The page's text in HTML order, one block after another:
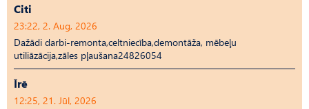
Citi
23:22, 2. Aug, 2026
Dažādi darbi-remonta,celtniecība,demontāža, mēbeļu
utiliāzācija,zāles pļaušana24826054
Īrē
12:25, 21. Jūl, 2026